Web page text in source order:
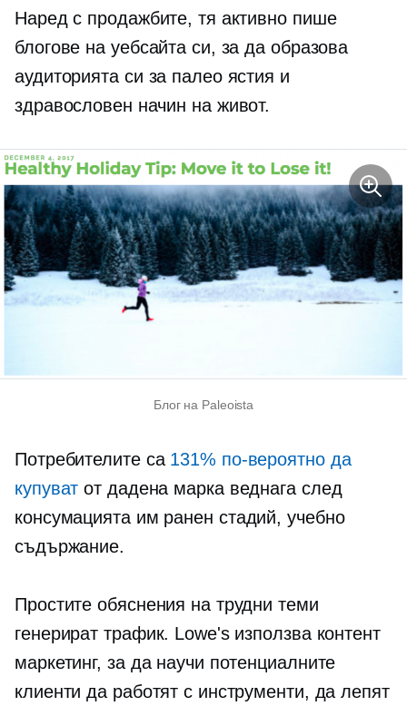
Наред с продажбите, тя активно пише
блогове на уебсайта си, за да образова
аудиторията си за палео ястия и
здравословен начин на живот.
Блог на Paleoista
Потребителите са 131% по-вероятно да
купуват от дадена марка веднага след
консумацията им ранен стадий, учебно
съдържание.
Простите обяснения на трудни теми
генерират трафик. Lowe's използва контент
маркетинг, за да научи потенциалните
клиенти да работят с инструменти, да лепят